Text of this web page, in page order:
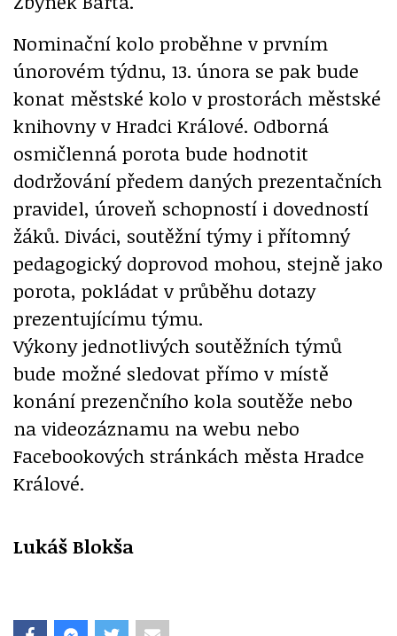
Nominační kolo proběhne v prvním
únorovém týdnu, 13. února se pak bude
konat městské kolo v prostorách městské
knihovny v Hradci Králové. Odborná
osmičlenná porota bude hodnotit
dodržování předem daných prezentačních
pravidel, úroveň schopností i dovedností
žáků. Diváci, soutěžní týmy i přítomný
pedagogický doprovod mohou, stejně jako
porota, pokládat v průběhu dotazy
prezentujícímu týmu.
Výkony jednotlivých soutěžních týmů
bude možné sledovat přímo v místě
konání prezenčního kola soutěže nebo
na videozáznamu na webu nebo
Facebookových stránkách města Hradce
Králové.
Lukáš Blokša